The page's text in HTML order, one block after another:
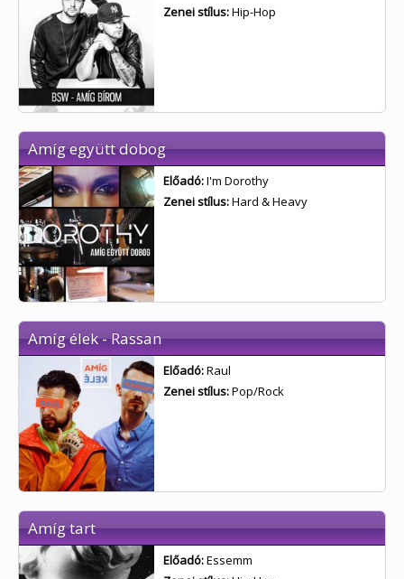
Zenei stílus:Hip-Hop
Amíg együtt dobog
Előadó:I'm Dorothy
Zenei stílus:Hard & Heavy
Amíg élek - Rassan
Előadó:Raul
Zenei stílus:Pop/Rock
Amíg tart
Előadó:Essemm